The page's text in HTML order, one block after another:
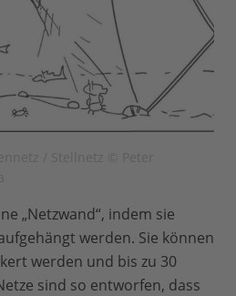
„Netzwand“, indem sie
werden. Sie können
werden und bis zu 30
sind so entworfen, dass